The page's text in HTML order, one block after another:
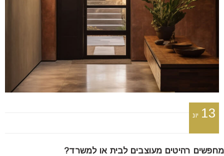
13 יונ
מחפשים רהיטים מעוצבים לבית או למשרד?
סמן קישורים
לאפס
את
האפשרויות
cached